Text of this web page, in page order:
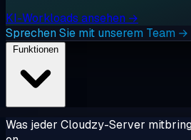
KI-Workloads ansehen →
Sprechen Sie mit unserem Team →
Was jeder Cloudzy-Server